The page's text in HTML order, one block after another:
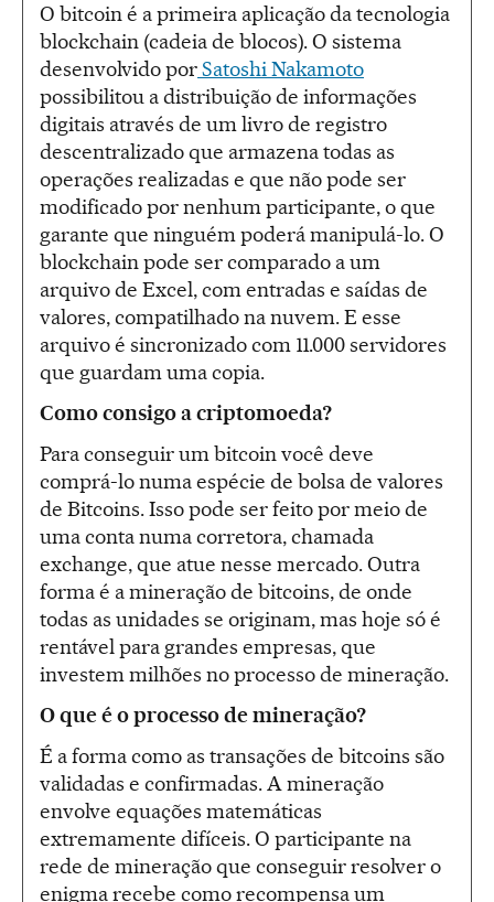
O bitcoin é a primeira aplicação da tecnologia
blockchain (cadeia de blocos). O sistema
desenvolvido porSatoshi Nakamoto
possibilitou a distribuição de informações
digitais através de um livro de registro
descentralizado que armazena todas as
operações realizadas e que não pode ser
modificado por nenhum participante, o que
garante que ninguém poderá manipulá-lo. O
blockchain pode ser comparado a um
arquivo de Excel, com entradas e saídas de
valores, compatilhado na nuvem. E esse
arquivo é sincronizado com 11.000 servidores
que guardam uma copia.
Como consigo a criptomoeda?
Para conseguir um bitcoin você deve
comprá-lo numa espécie de bolsa de valores
de Bitcoins. Isso pode ser feito por meio de
uma conta numa corretora, chamada
exchange, que atue nesse mercado. Outra
forma é a mineração de bitcoins, de onde
todas as unidades se originam, mas hoje só é
rentável para grandes empresas, que
investem milhões no processo de mineração.
O que é o processo de mineração?
É a forma como as transações de bitcoins são
validadas e confirmadas. A mineração
envolve equações matemáticas
extremamente difíceis. O participante na
rede de mineração que conseguir resolver o
enigma recebe como recompensa um